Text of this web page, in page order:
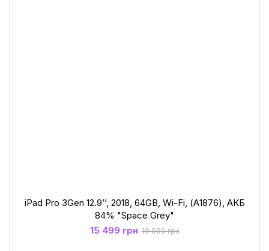
iPad Pro 3Gen 12.9’’, 2018, 64GB, Wi-Fi, (А1876), АКБ
84% "Space Grey"
15 499 грн 19 000 грн